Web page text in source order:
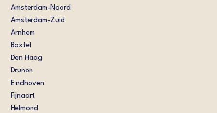
Amsterdam-Noord
Amsterdam-Zuid
Arnhem
Boxtel
Den Haag
Drunen
Eindhoven
Fijnaart
Helmond